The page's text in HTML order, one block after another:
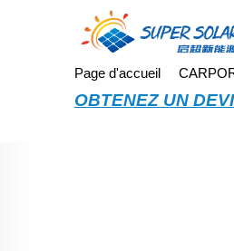
Page d'accueil
OBTENEZ UN